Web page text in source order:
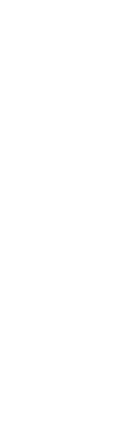
1 sur 8
2 sur 8
3 sur 8
4 sur 8